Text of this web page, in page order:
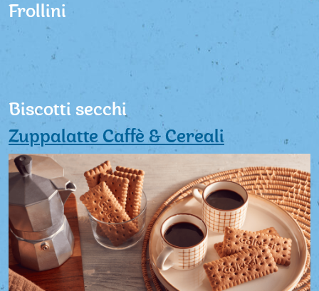
Frollini
Biscotti secchi
Zuppalatte Caffè & Cereali